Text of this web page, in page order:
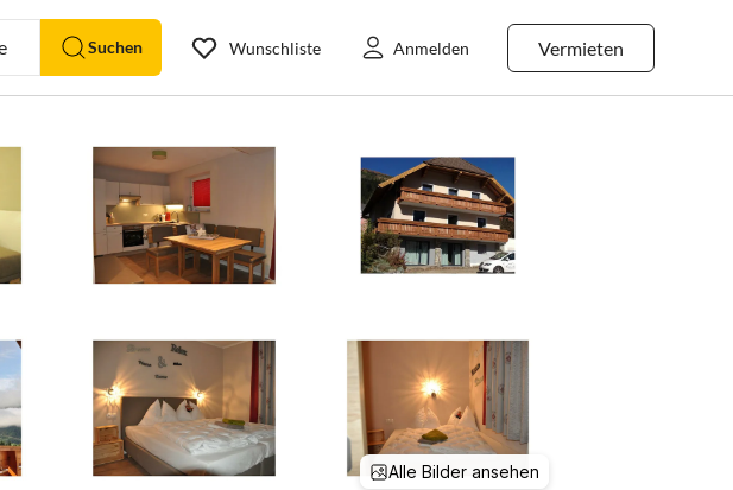
Suchen Vermieten
Wunschliste Anmelden
Alle Bilder ansehen